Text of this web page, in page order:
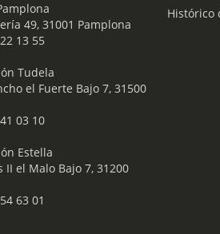
49, 31001 Pamplona
13 55
Tudela
el Fuerte Bajo 7, 31500
03 10
Estella
II el Malo Bajo 7, 31200
63 01
Histórico